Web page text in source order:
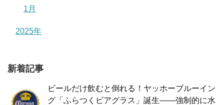
1月
2025年
新着記事
ビールだけ飲むと倒れる！ヤッホーブルーイン
グ「ふらつくビアグラス」誕生——強制的に水